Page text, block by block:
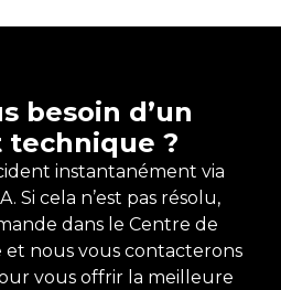
besoin d’un
?
instantanément via
Si cela n’est pas résolu,
dans le Centre de
nous vous contacterons
vous offrir la meilleure